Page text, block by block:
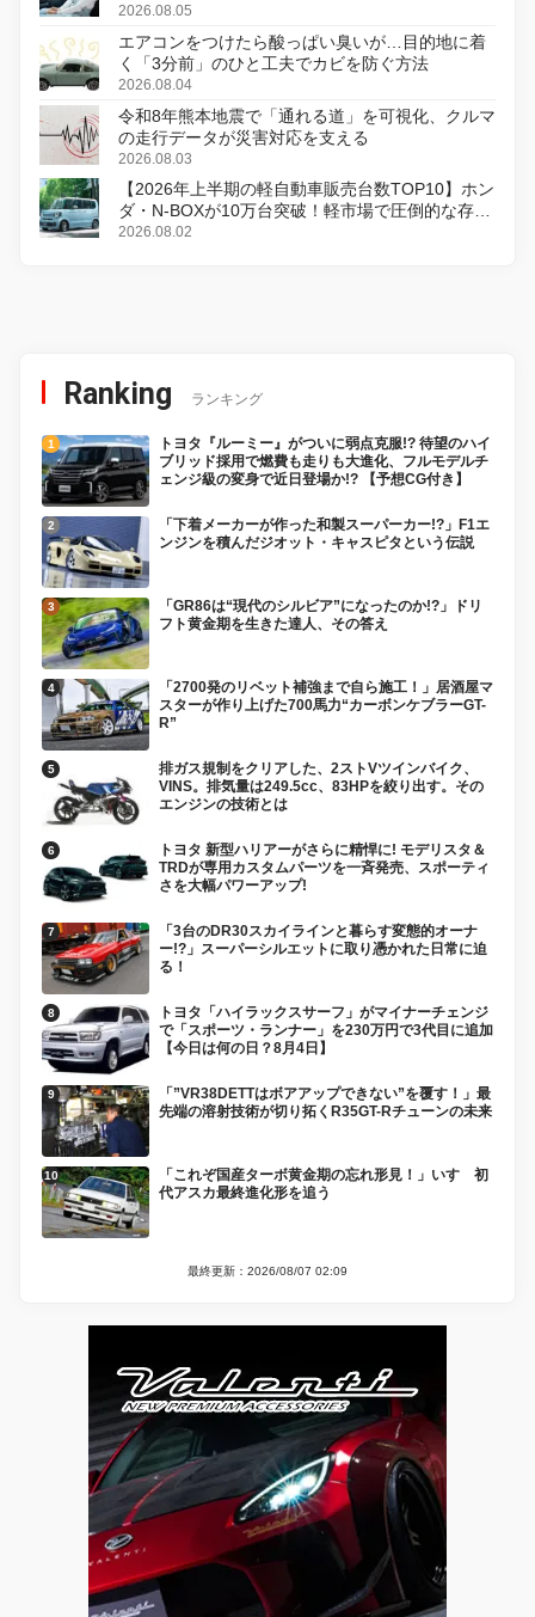
2026.08.05
エアコンをつけたら酸っぱい臭いが…目的地に着
く「3分前」のひと工夫でカビを防ぐ方法
2026.08.04
令和8年熊本地震で「通れる道」を可視化、クルマ
の走行データが災害対応を支える
2026.08.03
【2026年上半期の軽自動車販売台数TOP10】ホン
ダ・N-BOXが10万台突破！軽市場で圧倒的な存在
感
2026.08.02
Ranking ランキング
トヨタ『ルーミー』がついに弱点克服!? 待望のハイ
ブリッド採用で燃費も走りも大進化、フルモデルチ
ェンジ級の変身で近日登場か!? 【予想CG付き】
「下着メーカーが作った和製スーパーカー!?」F1エ
ンジンを積んだジオット・キャスピタという伝説
「GR86は“現代のシルビア”になったのか!?」ドリ
フト黄金期を生きた達人、その答え
「2700発のリベット補強まで自ら施工！」居酒屋マ
スターが作り上げた700馬力“カーボンケブラーGT-
R”
排ガス規制をクリアした、2ストVツインバイク、
VINS。排気量は249.5cc、83HPを絞り出す。その
エンジンの技術とは
トヨタ 新型ハリアーがさらに精悍に! モデリスタ＆
TRDが専用カスタムパーツを一斉発売、スポーティ
さを大幅パワーアップ!
「3台のDR30スカイラインと暮らす変態的オーナ
ー!?」スーパーシルエットに取り憑かれた日常に迫
る！
トヨタ「ハイラックスサーフ」がマイナーチェンジ
で「スポーツ・ランナー」を230万円で3代目に追加
【今日は何の日？8月4日】
「”VR38DETTはボアアップできない”を覆す！」最
先端の溶射技術が切り拓くR35GT-Rチューンの未来
「これぞ国産ターボ黄金期の忘れ形見！」いすゞ初
代アスカ最終進化形を追う
最終更新：2026/08/07 02:09